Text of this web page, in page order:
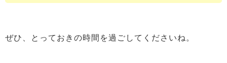
ぜひ、とっておきの時間を過ごしてくださいね。